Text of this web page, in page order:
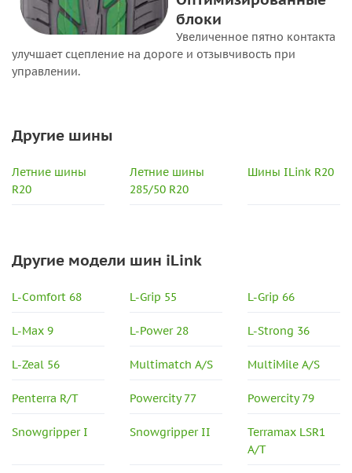
блоки
Увеличенное пятно контакта
улучшает сцепление на дороге и отзывчивость при
управлении.
Другие шины
Летние шины
R20
Летние шины
285/50 R20
Шины ILink R20
Другие модели шин iLink
L-Comfort 68 L-Grip 55 L-Grip 66
L-Max 9 L-Power 28 L-Strong 36
L-Zeal 56 Multimatch A/S MultiMile A/S
Penterra R/T Powercity 77 Powercity 79
Snowgripper I Snowgripper II
Terramax LSR1
A/T